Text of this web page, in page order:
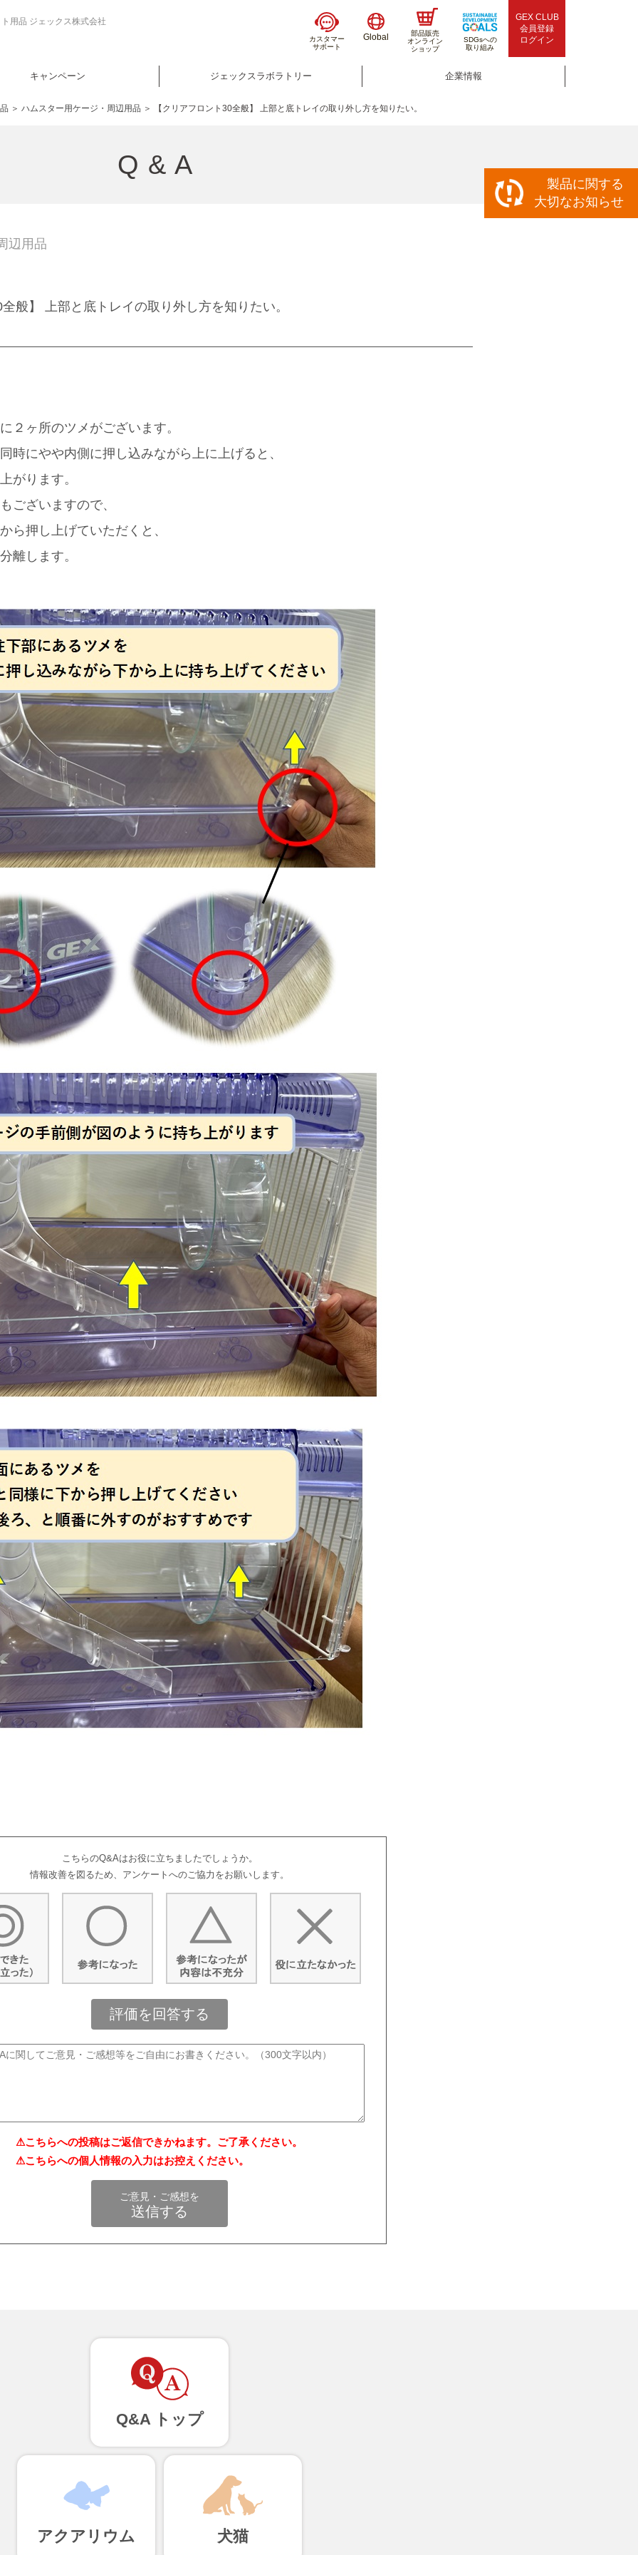
用品 ジェックス株式会社
キャンペーン ジェックスラボラトリー 企業情報
カスタマー
サポート
部品販売
オンライン
ショップ
SDGsへの
取り組み
GEX CLUB
会員登録
ログイン
Global
＞ ハムスター用ケージ・周辺用品 ＞ 【クリアフロント30全般】 上部と底トレイの取り外し方を知りたい。
製品に関する
大切なお知らせ
Q&A
辺用品
般】 上部と底トレイの取り外し方を知りたい。
２ヶ所のツメがございます。
時にやや内側に押し込みながら上に上げると、
がります。
ございますので、
ら押し上げていただくと、
離します。
こちらのQ&Aはお役に立ちましたでしょうか。
情報改善を図るため、アンケートへのご協力をお願いします。
評価を回答する
⚠こちらへの投稿はご返信できかねます。ご了承ください。
⚠こちらへの個人情報の入力はお控えください。
ご意見・ご感想を
送信する
Q&A トップ
アクアリウム 犬猫